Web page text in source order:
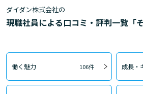
ダイダン株式会社の
現職社員による口コミ・評判一覧「そ
働く魅力 106件 成長・